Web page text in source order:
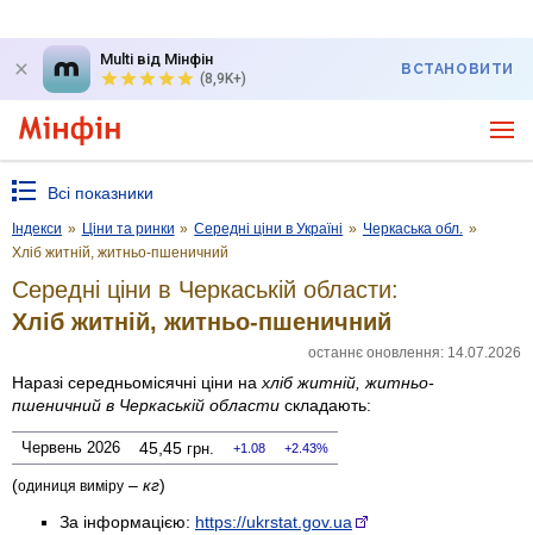
Multi від Мінфін
(8,9K+)
ВСТАНОВИТИ
Всі показники
Індекси » Ціни та ринки » Середні ціни в Україні » Черкаська обл. »
Хліб житній, житньо-пшеничний
Середні ціни в Черкаській области:
Хліб житній, житньо-пшеничний
останнє оновлення: 14.07.2026
Наразі середньомісячні ціни на хліб житній, житньо-
пшеничний в Черкаській области складають:
Червень 2026 45,45 грн. 1.08 2.43%
(одиниця виміру – кг)
За інформацією: https://ukrstat.gov.ua